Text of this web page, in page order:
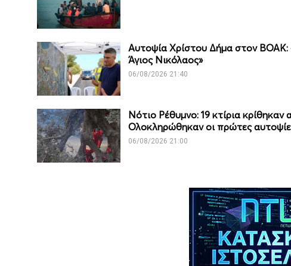
Αυτοψία Χρίστου Δήμα στον ΒΟΑΚ:
Άγιος Νικόλαος»
06/08/2026 21:40
Νότιο Ρέθυμνο: 19 κτίρια
Ολοκληρώθηκαν οι πρώτες
06/08/2026 21:00